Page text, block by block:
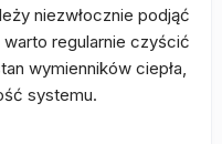
niezwłocznie podjąć
warto regularnie czyścić
wymienników ciepła,
systemu.